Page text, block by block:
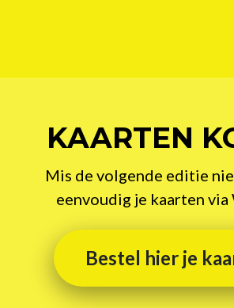
KAARTEN
Mis de volgende editie
eenvoudig je kaarten
Bestel hier je